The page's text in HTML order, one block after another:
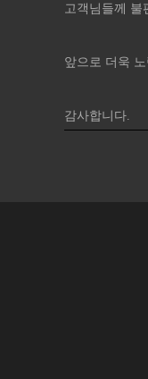
고객님들께 불
앞으로 더욱
감사합니다​.​